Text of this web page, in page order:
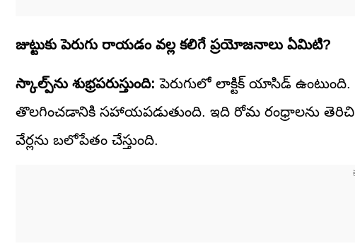
జుట్టుకు పెరుగు రాయడం వల్ల కలిగే ప్రయోజనాలు ఏమిటి?
స్కాల్ప్‌ను శుభ్రపరుస్తుంది: పెరుగులో లాక్టిక్ యాసిడ్
తొలగించడానికి సహాయపడుతుంది. ఇది రోమ రంధ్రాలను తెరిచి,
వేర్లను బలోపేతం చేస్తుంది.